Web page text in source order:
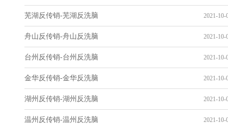
芜湖反传销-芜湖反洗脑 2021-10-
舟山反传销-舟山反洗脑 2021-10-
台州反传销-台州反洗脑 2021-10-
金华反传销-金华反洗脑 2021-10-
湖州反传销-湖州反洗脑 2021-10-
温州反传销-温州反洗脑 2021-10-